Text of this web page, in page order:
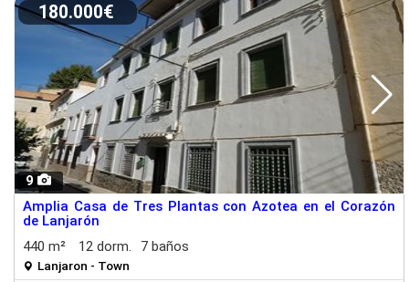
9
180.000€
Amplia Casa de Tres Plantas con Azotea en el Corazón
de Lanjarón
440 m²
12 dorm. 7 baños
Lanjaron - Town